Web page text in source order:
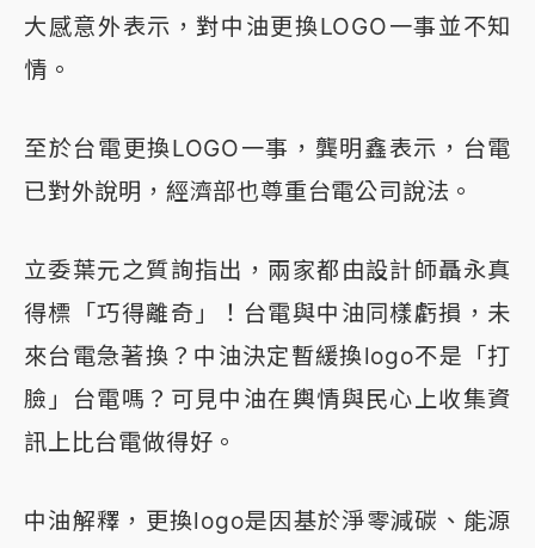
大感意外表示，對中油更換LOGO一事並不知
情。
至於台電更換LOGO一事，龔明鑫表示，台電
已對外說明，經濟部也尊重台電公司說法。
立委葉元之質詢指出，兩家都由設計師聶永真
得標「巧得離奇」！台電與中油同樣虧損，未
來台電急著換？中油決定暫緩換logo不是「打
臉」台電嗎？可見中油在輿情與民心上收集資
訊上比台電做得好。
中油解釋，更換logo是因基於淨零減碳、能源